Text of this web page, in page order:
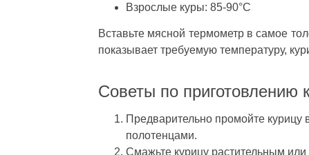
Взрослые куры: 85-90°C
Вставьте мясной термометр в самое
показывает требуемую температуру,
Советы по приготовлению
Предварительно промойте
полотенцами.
Смажьте курицу растительным